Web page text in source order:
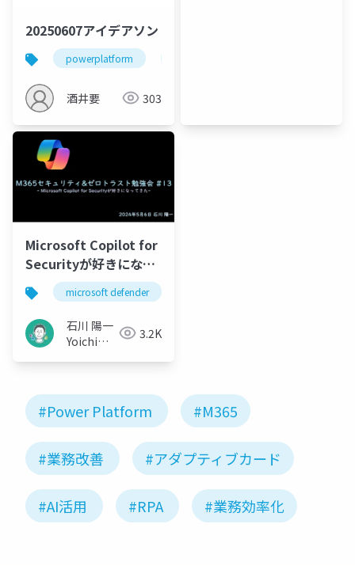
20250607アイデアソン
powerplatform
酒井要 303
Microsoft Copilot for
Securityが好きになっ
てきた / M365セキュリ
ティ&ゼロトラスト勉強
会 #13
microsoft defender
石川 陽一
Yoichi
3.2K
#Power Platform #M365
#業務改善 #アダプティブカード
#AI活用 #RPA #業務効率化